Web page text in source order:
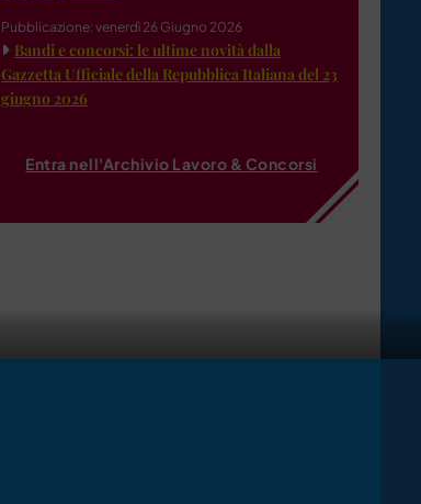
Pubblicazione: venerdì 26 Giugno 2026
Bandi e concorsi: le ultime novità dalla
Gazzetta Ufficiale della Repubblica Italiana del 23
giugno 2026
Entra nell'Archivio Lavoro & Concorsi